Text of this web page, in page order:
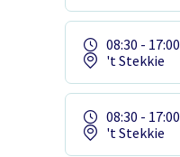
08:30 - 17:00
't Stekkie
08:30 - 17:00
't Stekkie